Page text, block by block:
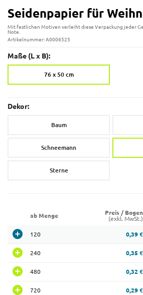
Seidenpapier für
Mit festlichen Motiven verleiht diese Verpackung jeder
Note.
Artikelnummer: A0006525
Maße (L x B):
76 x 50 cm
Dekor:
Baum
Schneemann
Sterne
ab Menge
Preis / Bogen
(exkl. MwSt.)
120 0,39 €
240 0,35 €
480 0,32 €
720 0,29 €